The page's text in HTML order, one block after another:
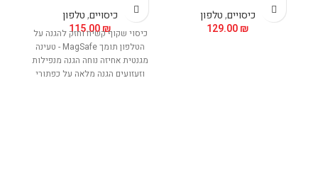
כיסויים,טלפון
129.00₪
כיסויים,טלפון
115.00₪
כיסוי שקוף קשיח וחזק להגנה על
הטלפון תומך MagSafe - טעינה
מגנטית אחיזה נוחה הגנה מנפילות
וזעזועים הגנה מלאה על כפתורי